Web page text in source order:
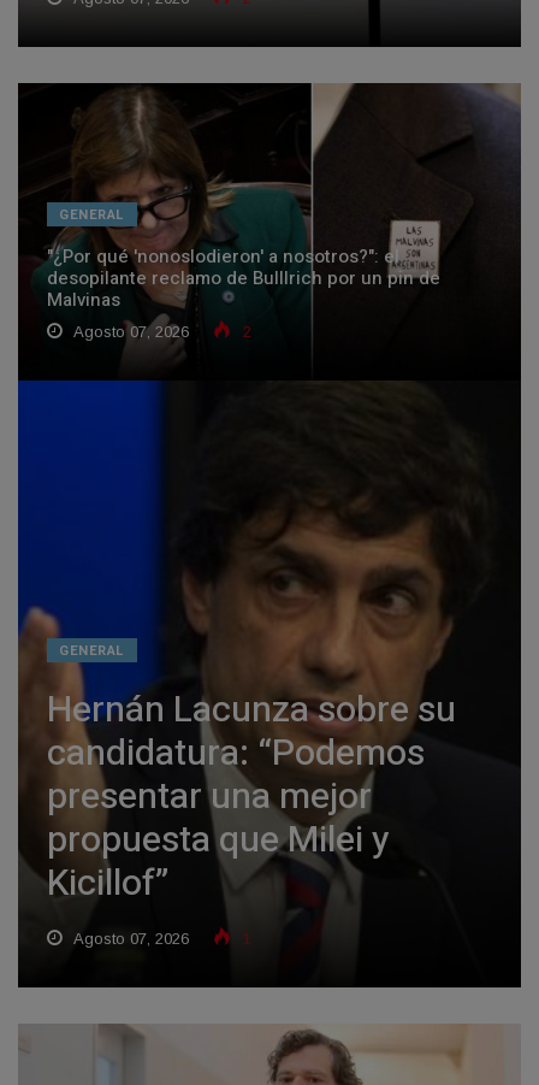
GENERAL
"¿Por qué 'nonoslodieron' a nosotros?": el
desopilante reclamo de Bulllrich por un pin de
Malvinas
Agosto 07, 2026 2
GENERAL
Hernán Lacunza sobre su
candidatura: “Podemos
presentar una mejor
propuesta que Milei y
Kicillof”
Agosto 07, 2026 1